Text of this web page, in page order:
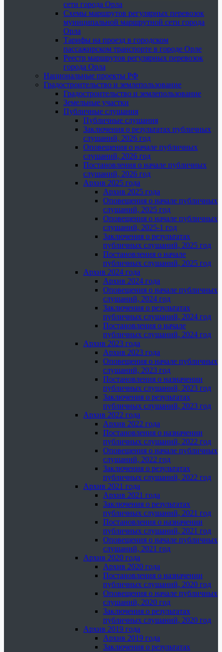
сети города Орла
Схемы маршрутов регулярных перевозок
муниципальной маршрутной сети города
Орла
Тарифы на проезд в городском
пассажирском транспорте в городе Орле
Реестр маршрутов регулярных перевозок
города Орла
Национальные проекты РФ
Градостроительство и землепользование
Градостроительство и землепользование
Земельные участки
Публичные слушания
Публичные слушания
Заключения о результатах публичных
слушаний, 2026 год
Оповещения о начале публичных
слушаний, 2026 год
Постановления о начале публичных
слушаний, 2026 год
Архив 2025 года
Архив 2025 года
Оповещения о начале публичных
слушаний, 2025 год
Оповещения о начале публичных
слушаний, 2025-1 год
Заключения о результатах
публичных слушаний, 2025 год
Постановления о начале
публичных слушаний, 2025 год
Архив 2024 года
Архив 2024 года
Оповещения о начале публичных
слушаний, 2024 год
Заключения о результатах
публичных слушаний, 2024 год
Постановления о начале
публичных слушаний, 2024 год
Архив 2023 года
Архив 2023 года
Оповещения о начале публичных
слушаний, 2023 год
Постановления о назначении
публичных слушаний, 2023 год
Заключения о результатах
публичных слушаний, 2023 год
Архив 2022 года
Архив 2022 года
Постановления о назначении
публичных слушаний, 2022 год
Оповещения о начале публичных
слушаний, 2022 год
Заключения о результатах
публичных слушаний, 2022 год
Архив 2021 года
Архив 2021 года
Заключения о результатах
публичных слушаний, 2021 год
Постановления о назначении
публичных слушаний, 2021 год
Оповещения о начале публичных
слушаний, 2021 год
Архив 2020 года
Архив 2020 года
Постановления о назначении
публичных слушаний, 2020 год
Оповещения о начале публичных
слушаний, 2020 год
Заключения о результатах
публичных слушаний, 2020 год
Архив 2019 года
Архив 2019 года
Заключения о результатах